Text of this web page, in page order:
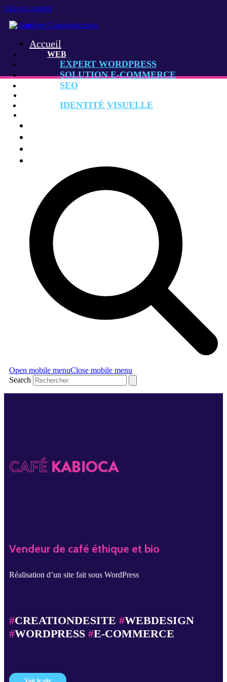
Skip to content
Accueil
WEB
EXPERT WORDPRESS
SOLUTION E-COMMERCE
SEO
IDENTITÉ VISUELLE
Open mobile menuClose mobile menu
Search
CAFÉ KABIOCA
Vendeur de café éthique et bio
Réalisation d’un site fait sous WordPress
#CREATIONDESITE #WEBDESIGN
#WORDPRESS #E-COMMERCE
Voir le site